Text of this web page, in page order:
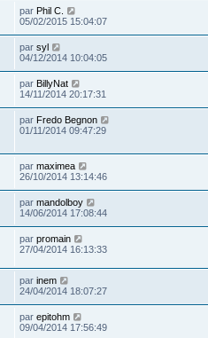
par Phil C.
05/02/2015 15:04:07
par syl
04/12/2014 10:04:05
par BillyNat
14/11/2014 20:17:31
par Fredo Begnon
01/11/2014 09:47:29
par maximea
26/10/2014 13:14:46
par mandolboy
14/06/2014 17:08:44
par promain
27/04/2014 16:13:33
par inem
24/04/2014 18:07:27
par epitohm
09/04/2014 17:56:49